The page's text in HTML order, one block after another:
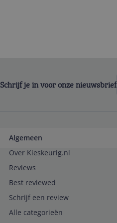
Schrijf je in voor onze nieuwsbrief
Algemeen
Over Kieskeurig.nl
Reviews
Best reviewed
Schrijf een review
Alle categorieën